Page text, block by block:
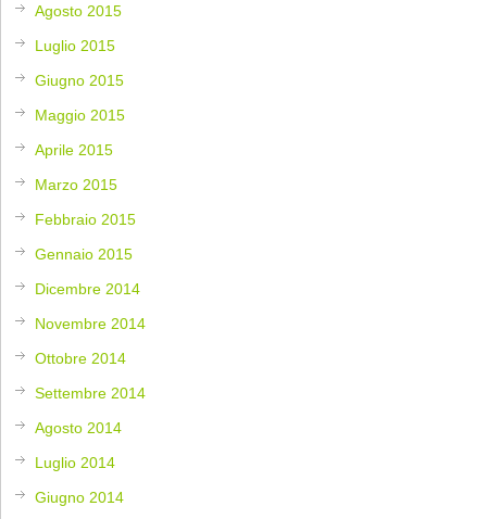
Agosto 2015
Luglio 2015
Giugno 2015
Maggio 2015
Aprile 2015
Marzo 2015
Febbraio 2015
Gennaio 2015
Dicembre 2014
Novembre 2014
Ottobre 2014
Settembre 2014
Agosto 2014
Luglio 2014
Giugno 2014